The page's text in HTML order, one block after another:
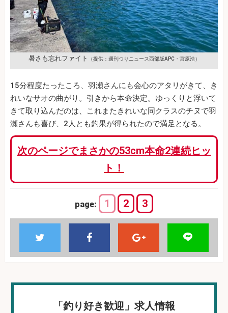
暑さも忘れファイト （提供：週刊つりニュース西部版APC・宮原浩）
15分程度たったころ、羽瀬さんにも会心のアタリがきて、き
れいなサオの曲がり。引きから本命決定。ゆっくりと浮いて
きて取り込んだのは、これまたきれいな同クラスのチヌで羽
瀬さんも喜び、2人とも釣果が得られたので満足となる。
次のページでまさかの53cm本命2連続ヒッ
ト！
page: 1 2 3
「釣り好き歓迎」求人情報